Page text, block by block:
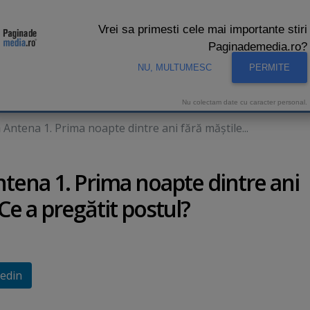
1. Prima noapte dintre ani fără măştile...
1. Prima noapte dintre ani
a pregătit postul?
Vrei sa primesti cele mai importante stiri
Paginademedia.ro?
NU, MULTUMESC PERMITE
Nu colectam date cu caracter personal.